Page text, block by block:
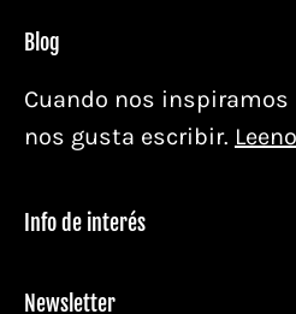
Blog
Cuando nos
nos gusta escribir.
Info de interés
Newsletter